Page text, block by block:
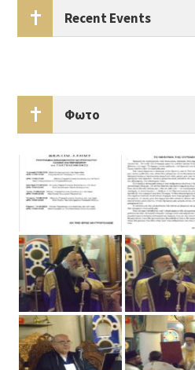
Recent Events
Φωτο